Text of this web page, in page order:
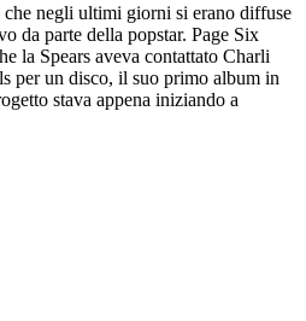
negli ultimi giorni si erano diffuse
da parte della popstar. Page Six
la Spears aveva contattato Charli
per un disco, il suo primo album in
stava appena iniziando a